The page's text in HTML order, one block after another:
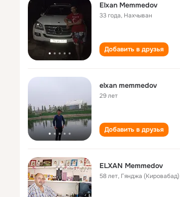
Elxan Memmedov
33 года, Нахчыван
Добавить в друзья
elxan memmedov
29 лет
Добавить в друзья
ELXAN Memmedov
58 лет, Гянджа (Кировабад)